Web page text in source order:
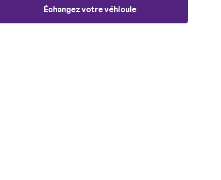
Échangez votre véhicule